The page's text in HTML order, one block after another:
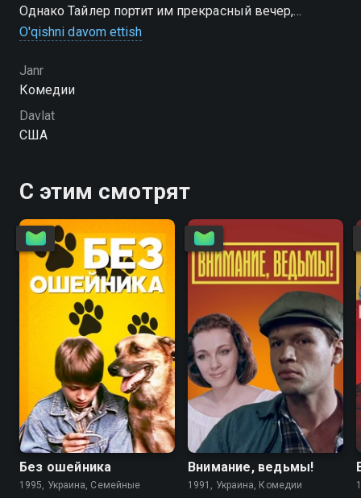
Однако Тайлер портит им прекрасный вечер,
совершив прилюдно одну глупую выходку, которая
продолжить свое ночное приключение в соседнем
городе – в Сидар-Фоллс.
O'qishni davom ettish
Janr
Комедии
Davlat
США
С этим смотрят
6.7 4.6
Без ошейника
1995, Украина, Семейные
5.6
Внимание, ведьмы!
1991, Украина, Комедии